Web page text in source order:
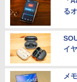
る
イ
メ